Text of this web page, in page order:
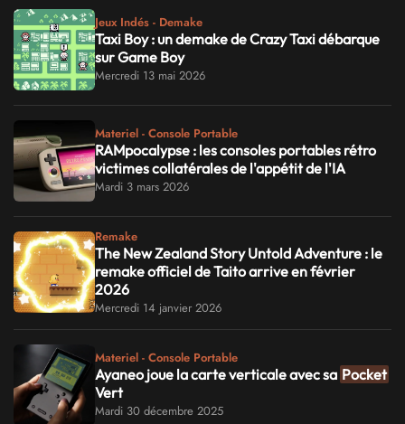
Jeux Indés - Demake
Taxi Boy : un demake de Crazy Taxi débarque
sur Game Boy
Mercredi 13 mai 2026
Materiel - Console Portable
RAMpocalypse : les consoles portables rétro
victimes collatérales de l'appétit de l'IA
Mardi 3 mars 2026
Remake
The New Zealand Story Untold Adventure : le
remake officiel de Taito arrive en février
2026
Mercredi 14 janvier 2026
Materiel - Console Portable
Ayaneo joue la carte verticale avec sa Pocket
Vert
Mardi 30 décembre 2025